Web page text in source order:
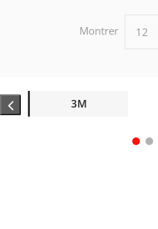
Montrer 12
3M